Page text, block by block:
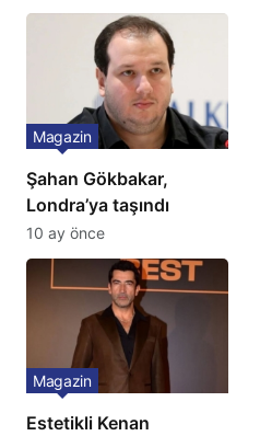
Çağla Şikel’den Şok
Şahan Gökbakar,
Londra’ya taşındı
Magazin
10 ay önce
Estetikli Kenan
Magazin